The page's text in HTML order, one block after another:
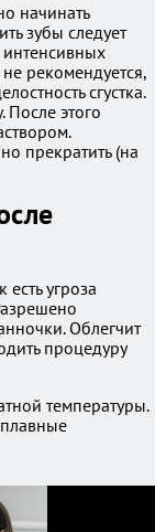
начинать
зубы следует
рекомендуется,
сгустка.
После этого
прекратить (на
угроза
Облегчит
процедуру
температуры.